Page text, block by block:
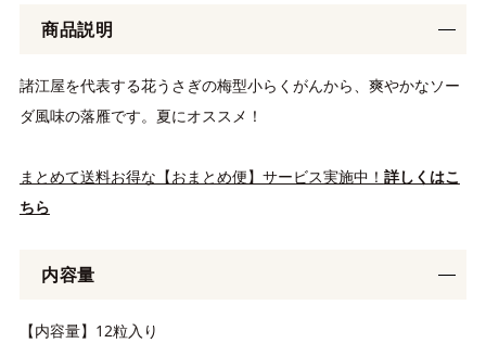
商品説明
諸江屋を代表する花うさぎの梅型小らくがんから、爽やかなソー
ダ風味の落雁です。夏にオススメ！
まとめて送料お得な【おまとめ便】サービス実施中！ 詳しくはこ
ちら
内容量
【内容量】12粒入り